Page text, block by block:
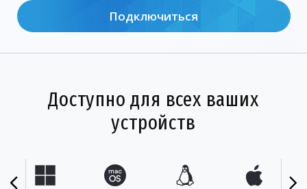
Подключиться
Доступно для всех ваших
устройств